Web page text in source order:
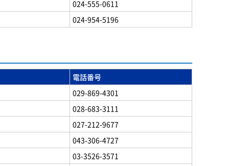
024-555-0611
024-954-5196
電話番号
029-869-4301
028-683-3111
027-212-9677
043-306-4727
03-3526-3571